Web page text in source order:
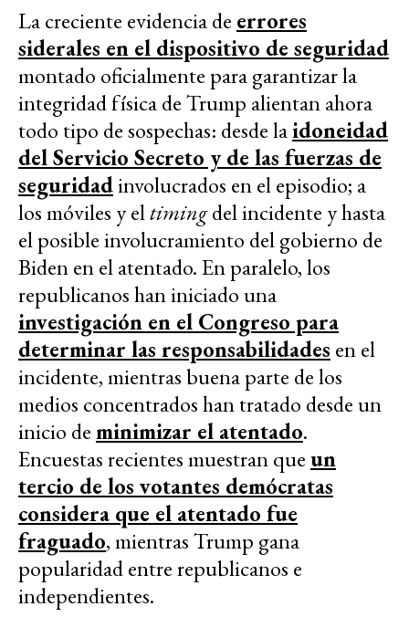
La creciente evidencia de errores
siderales en el dispositivo de seguridad
montado oficialmente para garantizar la
integridad física de Trump alientan ahora
todo tipo de sospechas: desde laidoneidad
del Servicio Secreto y de las fuerzas de
seguridadinvolucrados en el episodio; a
los móviles y eltimingdel incidente y hasta
el posible involucramiento del gobierno de
Biden en el atentado. En paralelo, los
republicanos han iniciado una
investigación en el Congreso para
determinar las responsabilidades en el
incidente, mientras buena parte de los
medios concentrados han tratado desde un
inicio deminimizar el atentado.
Encuestas recientes muestran queun
tercio de los votantes demócratas
considera que el atentado fue
fraguado, mientras Trump gana
popularidad entre republicanos e
independientes.